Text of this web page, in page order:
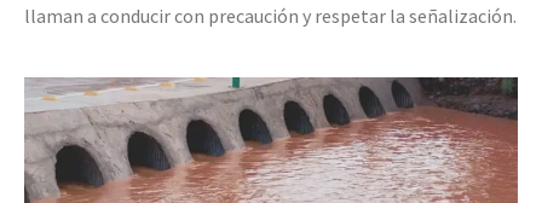
llaman a conducir con precaución y respetar la señalización.